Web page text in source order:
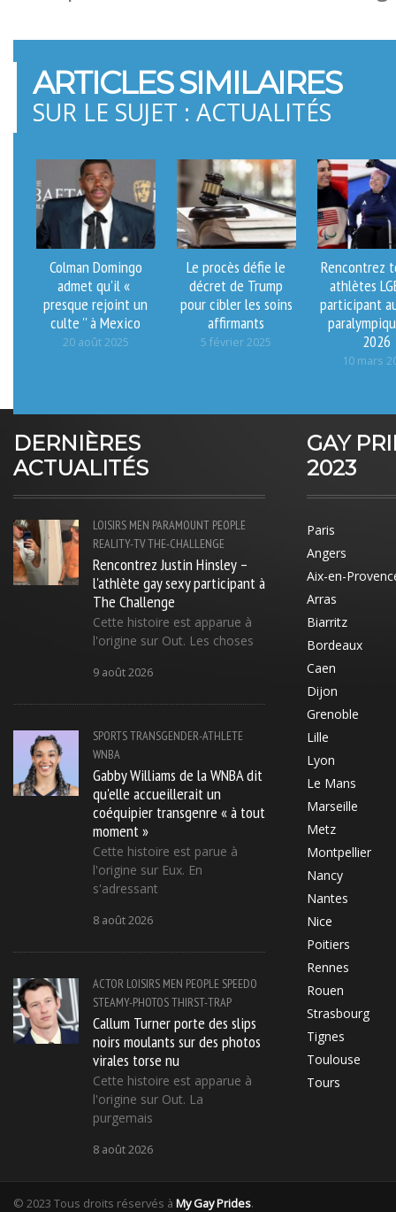
ARTICLES SIMILAIRES
SUR LE SUJET : ACTUALITÉS
Colman Domingo
admet qu'il «
presque rejoint un
culte '' à Mexico
20 août 2025
Le procès défie le
décret de Trump
pour cibler les soins
affirmants
5 février 2025
Rencontrez
athlètes
participant
2026
10 mars
DERNIÈRES
ACTUALITÉS
LOISIRS MEN PARAMOUNT PEOPLE
REALITY-TVTHE-CHALLENGE
Rencontrez Justin Hinsley –
l'athlète gay sexy participant à
The Challenge
Cette histoire est apparue à
l'origine sur Out. Les choses
9 août 2026
SPORTSTRANSGENDER-ATHLETE
WNBA
Gabby Williams de la WNBA dit
qu'elle accueillerait un
coéquipier transgenre « à tout
moment »
Cette histoire est parue à
l'origine sur Eux. En
s'adressant
8 août 2026
ACTOR LOISIRS MEN PEOPLE SPEEDO
STEAMY-PHOTOSTHIRST-TRAP
Callum Turner porte des slips
noirs moulants sur des photos
virales torse nu
Cette histoire est apparue à
l'origine sur Out. La
purgemais
8 août 2026
GAY
2023
Paris
Angers
Aix-en-
Arras
Biarritz
Bordeaux
Caen
Dijon
Grenoble
Lille
Lyon
Le Mans
Marseille
Metz
Montpellier
Nancy
Nantes
Nice
Poitiers
Rennes
Rouen
Strasbourg
Tignes
Toulouse
Tours
© 2023 Tous droits réservés à My Gay Prides.